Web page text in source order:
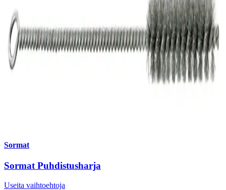
Sormat
Sormat Puhdistusharja
Useita vaihtoehtoja